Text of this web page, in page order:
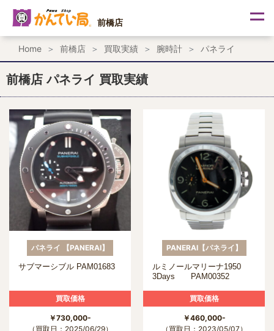
ス
ッ
プ
前橋店
Home 前橋店 買取実績 腕時計 パネライ
前橋店 パネライ 買取実績
パネライ 【PANERAI】
サブマーシブル PAM01683
買取価格
￥730,000-
（買取日：2025/06/29）
PANERAI【パネライ】
ルミノールマリーナ1950
3Days PAM00352
買取価格
￥460,000-
（買取日：2023/05/07）